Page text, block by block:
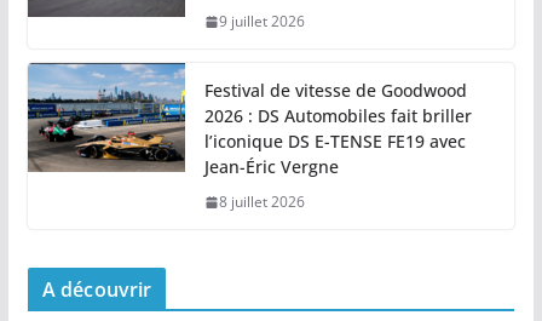
9 juillet 2026
Festival de vitesse de Goodwood
2026 : DS Automobiles fait briller
l’iconique DS E-TENSE FE19 avec
Jean-Éric Vergne
8 juillet 2026
A découvrir